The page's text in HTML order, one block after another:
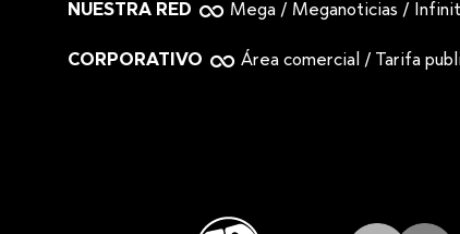
NUESTRA RED Mega / Meganoticias /
CORPORATIVO Área comercial / Tarifa